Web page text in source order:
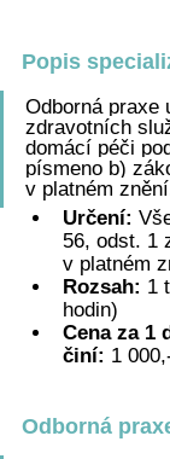
Popis
Odborná praxe
zdravotních
domácí péči
písmeno b)
v platném
Určení:
56, odst. 1
v platném
Rozsah: 1
hodin)
Cena za 1
činí: 1
Odborná